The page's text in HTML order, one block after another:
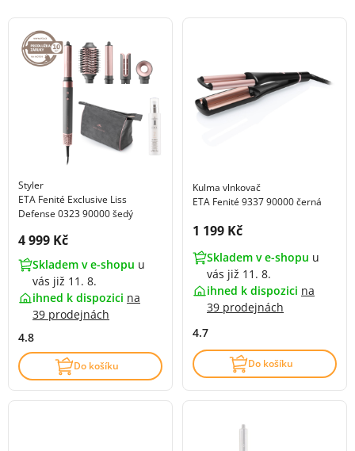
Styler
ETA Fenité Exclusive Liss
Defense 0323 90000 šedý
Cena s DPH:
4 999 Kč
Skladem v e-shopu u
vás již 11. 8.
ihned k dispozici na
39 prodejnách
4.8
Do košíku
Kulma vlnkovač
ETA Fenité 9337 90000 černá
Cena s DPH:
1 199 Kč
Skladem v e-shopu u
vás již 11. 8.
ihned k dispozici na
39 prodejnách
4.7
Do košíku